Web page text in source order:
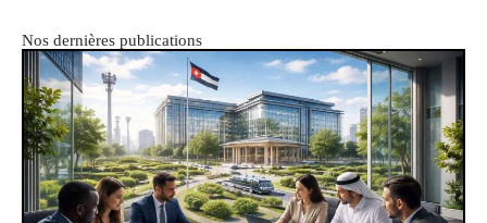
Nos dernières publications